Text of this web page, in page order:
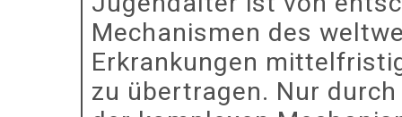
Mechanismen des
Erkrankungen
zu übertragen. Nur